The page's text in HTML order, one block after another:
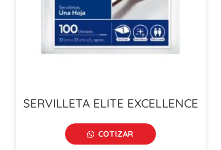
SERVILLETA ELITE EXCELLENCE
COTIZAR